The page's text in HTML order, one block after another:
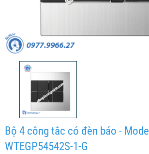
Bộ 4 công tắc có đèn báo - Model
WTEGP54542S-1-G